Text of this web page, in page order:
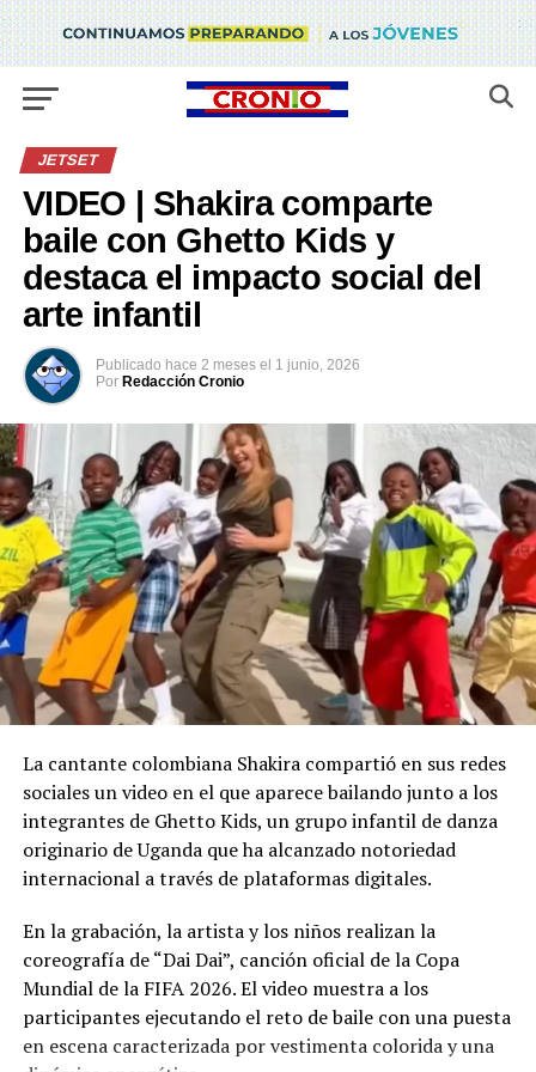
JETSET
VIDEO | Shakira comparte
baile con Ghetto Kids y
destaca el impacto social del
arte infantil
Publicado hace 2 meses el 1 junio, 2026
Por Redacción Cronio
La cantante colombiana Shakira compartió en sus redes
sociales un video en el que aparece bailando junto a los
integrantes de Ghetto Kids, un grupo infantil de danza
originario de Uganda que ha alcanzado notoriedad
internacional a través de plataformas digitales.
En la grabación, la artista y los niños realizan la
coreografía de “Dai Dai”, canción oficial de la Copa
Mundial de la FIFA 2026. El video muestra a los
participantes ejecutando el reto de baile con una puesta
en escena caracterizada por vestimenta colorida y una